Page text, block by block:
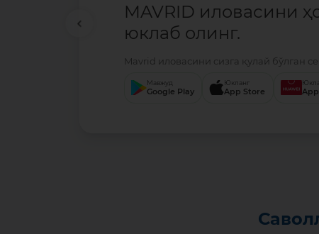
MAVRID иловасини
юклаб олинг.
Mavrid иловасини сизга қулай бўлган
Мавжуд
Google Play
Юкланг
App Store